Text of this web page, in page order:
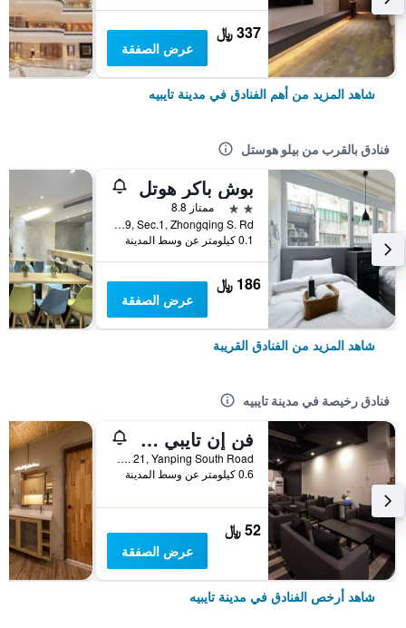
337 ﷼
عرض الصفقة
شاهد المزيد من أهم الفنادق في مدينة تايبيه
فنادق بالقرب من بيلو هوستل
بوش باكر هوتل
2 نجمتين
ممتاز 8.8
No.39, Sec.1, Zhongqing S. Rd., مدينة تايبيه, تايوان
0.1 كيلومتر عن وسط المدينة
186 ﷼
عرض الصفقة
شاهد المزيد من الفنادق القريبة
فنادق رخيصة في مدينة تايبيه
فن إن تايبي هوستل
2F, No. 21, Yanping South Road, مدينة تايبيه, تايوان
0.6 كيلومتر عن وسط المدينة
52 ﷼
عرض الصفقة
شاهد أرخص الفنادق في مدينة تايبيه